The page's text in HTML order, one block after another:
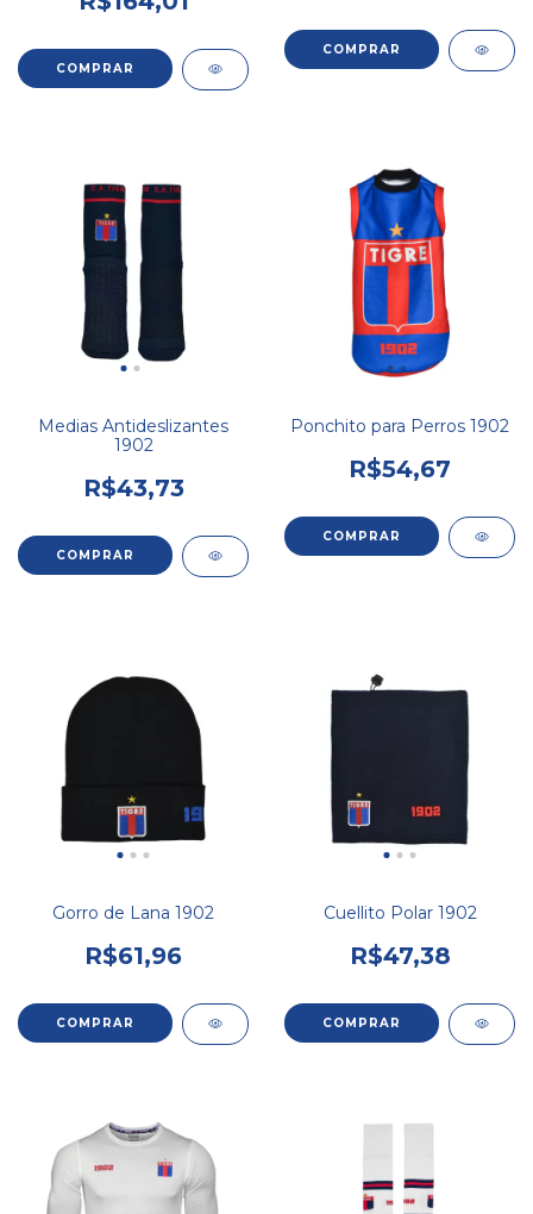
COMPRAR
Medias Antideslizantes
1902
R$43,73
COMPRAR
Ponchito para Perros 1902
R$54,67
COMPRAR
Gorro de Lana 1902
R$61,96
Cuellito Polar 1902
R$47,38